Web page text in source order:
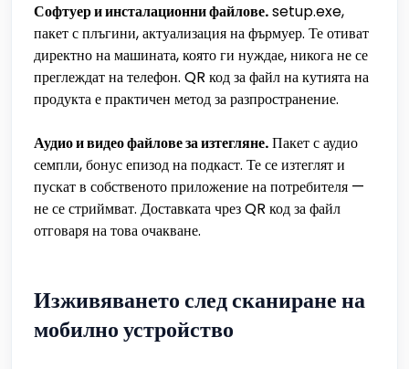
Софтуер и инсталационни файлове.setup.exe,
пакет с плъгини, актуализация на фърмуер. Те отиват
директно на машината, която ги нуждае, никога не се
преглеждат на телефон. QR код за файл на кутията на
продукта е практичен метод за разпространение.
Аудио и видео файлове за изтегляне.Пакет с аудио
семпли, бонус епизод на подкаст. Те се изтеглят и
пускат в собственото приложение на потребителя —
не се стриймват. Доставката чрез QR код за файл
отговаря на това очакване.
Изживяването след сканиране на
мобилно устройство